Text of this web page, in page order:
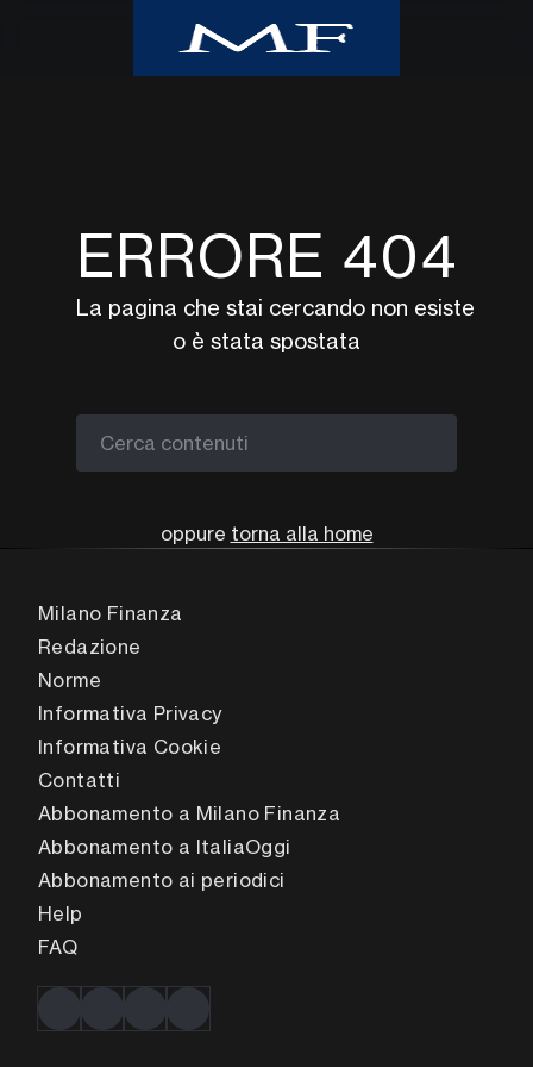
Milano Finanza
Eventi
UpTv
Video corsi
ERRORE 404
La pagina che stai cercando non esiste
o è stata spostata
Cerca contenuti
oppure torna alla home
Milano Finanza
Redazione
Norme
Informativa Privacy
Informativa Cookie
Contatti
Abbonamento a Milano Finanza
Abbonamento a ItaliaOggi
Abbonamento ai periodici
Help
FAQ